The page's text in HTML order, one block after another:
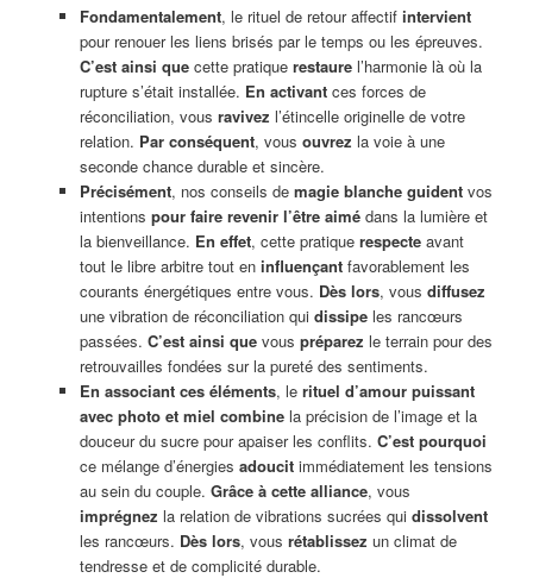
Fondamentalement, le rituel de retour affectif intervient
pour renouer les liens brisés par le temps ou les épreuves.
C’est ainsi quecette pratique restaurel’harmonie là où la
rupture s’était installée. En activantces forces de
réconciliation, vous ravivez l’étincelle originelle de votre
relation. Par conséquent, vous ouvrez la voie à une
seconde chance durable et sincère.
Précisément, nos conseils demagie blanche guidentvos
intentions pour faire revenir l’être aimédans la lumière et
la bienveillance. En effet, cette pratique respecteavant
tout le libre arbitre tout en influençantfavorablement les
courants énergétiques entre vous. Dès lors, vous diffusez
une vibration de réconciliation qui dissipeles rancœurs
passées. C’est ainsi quevous préparez le terrain pour des
retrouvailles fondées sur la pureté des sentiments.
En associant ces éléments, le rituel d’amour puissant
avec photo et miel combinela précision de l’image et la
douceur du sucre pour apaiser les conflits. C’est pourquoi
ce mélange d’énergies adoucitimmédiatement les tensions
au sein du couple. Grâce à cette alliance, vous
imprégnez la relation de vibrations sucrées qui dissolvent
les rancœurs. Dès lors, vous rétablissez un climat de
tendresse et de complicité durable.